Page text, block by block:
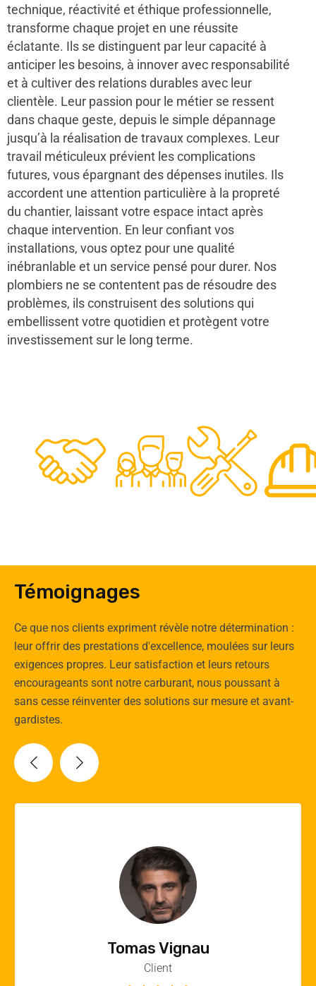
technique, réactivité et éthique professionnelle,
transforme chaque projet en une réussite
éclatante. Ils se distinguent par leur capacité à
anticiper les besoins, à innover avec responsabilité
et à cultiver des relations durables avec leur
clientèle. Leur passion pour le métier se ressent
dans chaque geste, depuis le simple dépannage
jusqu’à la réalisation de travaux complexes. Leur
travail méticuleux prévient les complications
futures, vous épargnant des dépenses inutiles. Ils
accordent une attention particulière à la propreté
du chantier, laissant votre espace intact après
chaque intervention. En leur confiant vos
installations, vous optez pour une qualité
inébranlable et un service pensé pour durer. Nos
plombiers ne se contentent pas de résoudre des
problèmes, ils construisent des solutions qui
embellissent votre quotidien et protègent votre
investissement sur le long terme.
48
0
50
Experts
Témoignages
Ce que nos clients expriment révèle notre détermination :
leur offrir des prestations d'excellence, moulées sur leurs
exigences propres. Leur satisfaction et leurs retours
encourageants sont notre carburant, nous poussant à
sans cesse réinventer des solutions sur mesure et avant-
gardistes.
Vincent Quere
Client